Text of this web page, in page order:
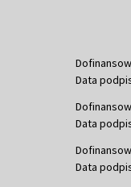
Data
Data
Data